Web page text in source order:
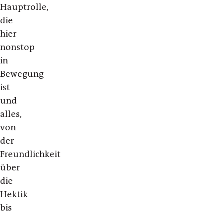
Hauptrolle,
die
hier
nonstop
in
Bewegung
ist
und
alles,
von
der
Freundlichkeit
über
die
Hektik
bis